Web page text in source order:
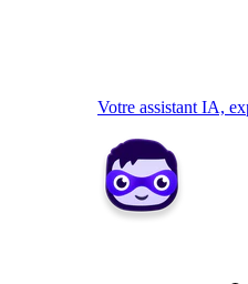
Votre assistant IA,